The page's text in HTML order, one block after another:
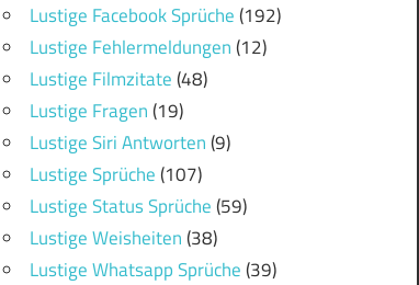
Lustige Facebook Sprüche(192)
Lustige Fehlermeldungen(12)
Lustige Filmzitate(48)
Lustige Fragen(19)
Lustige Siri Antworten(9)
Lustige Sprüche(107)
Lustige Status Sprüche(59)
Lustige Weisheiten(38)
Lustige Whatsapp Sprüche(39)